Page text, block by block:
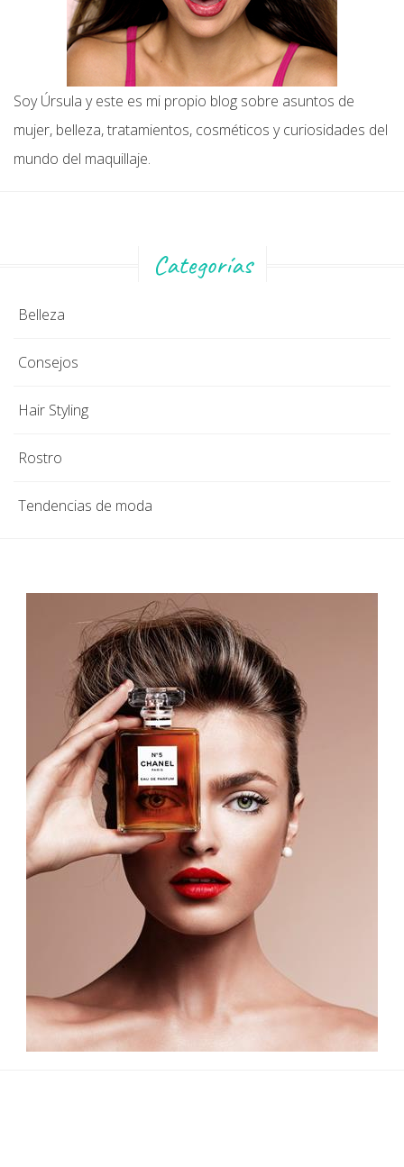
Soy Úrsula y este es mi propio blog sobre asuntos de
mujer, belleza, tratamientos, cosméticos y curiosidades del
mundo del maquillaje.
Categorías
Belleza
Consejos
Hair Styling
Rostro
Tendencias de moda